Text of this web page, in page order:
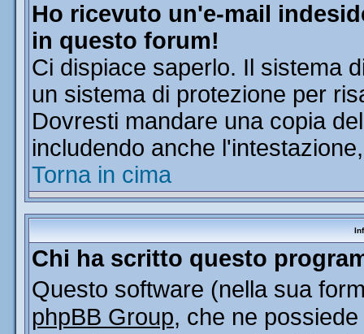
Ho ricevuto un'e-mail
in questo forum!
Ci dispiace saperlo. Il sistema
un sistema di protezione per
Dovresti mandare una copia
includendo anche
Torna in cima
Chi ha scritto questo
Questo software (nella sua
phpBB Group, che ne